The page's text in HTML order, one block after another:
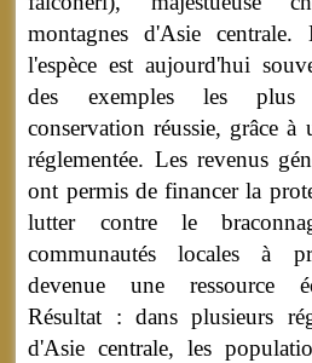
montagnes d'Asie centrale.
l'espèce est aujourd'hui
des exemples les plus
conservation réussie, grâce à
réglementée. Les revenus
ont permis de financer la
lutter contre le
communautés locales à
devenue une ressource
Résultat : dans plusieurs
d'Asie centrale, les